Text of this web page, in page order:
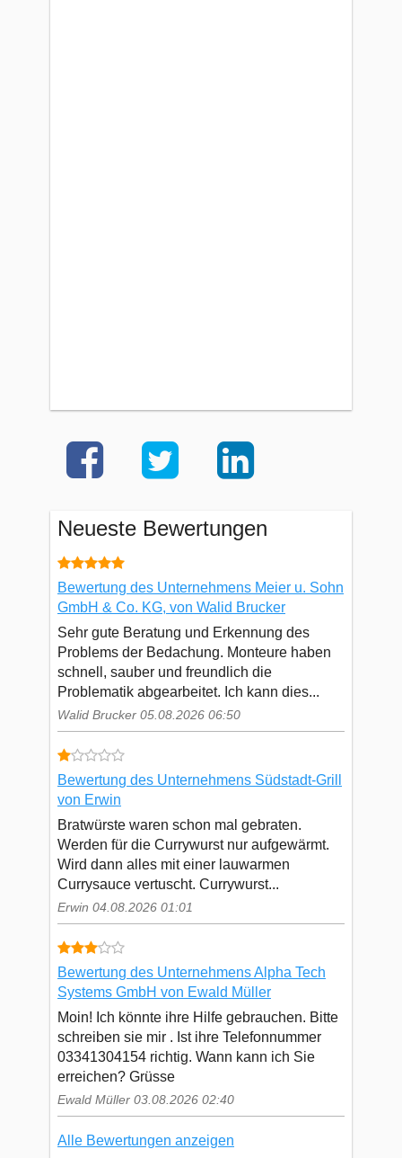
Neueste Bewertungen
Bewertung des Unternehmens Meier u. Sohn
GmbH & Co. KG, von Walid Brucker
Sehr gute Beratung und Erkennung des
Problems der Bedachung. Monteure haben
schnell, sauber und freundlich die
Problematik abgearbeitet. Ich kann dies...
Walid Brucker 05.08.2026 06:50
Bewertung des Unternehmens Südstadt-Grill
von Erwin
Bratwürste waren schon mal gebraten.
Werden für die Currywurst nur aufgewärmt.
Wird dann alles mit einer lauwarmen
Currysauce vertuscht. Currywurst...
Erwin 04.08.2026 01:01
Bewertung des Unternehmens Alpha Tech
Systems GmbH von Ewald Müller
Moin! Ich könnte ihre Hilfe gebrauchen. Bitte
schreiben sie mir . Ist ihre Telefonnummer
03341304154 richtig. Wann kann ich Sie
erreichen? Grüsse
Ewald Müller 03.08.2026 02:40
Alle Bewertungen anzeigen